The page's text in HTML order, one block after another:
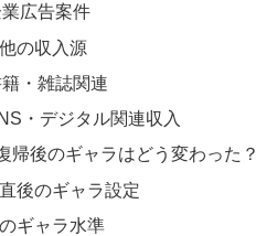
広告案件
の収入源
・雑誌関連
・デジタル関連収入
帰後のギャラはどう変わった？
後のギャラ設定
ギャラ水準